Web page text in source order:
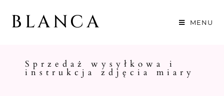
BLANCA MENU
Sprzedaż wysyłkowa i
instrukcja zdjęcia miary